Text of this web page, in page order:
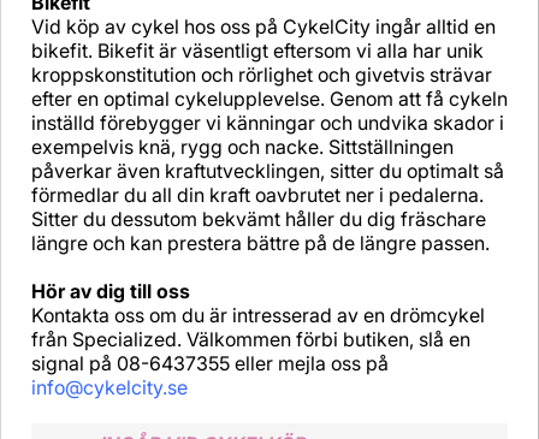
Vid köp av cykel hos oss på CykelCity ingår alltid en
bikefit. Bikefit är väsentligt eftersom vi alla har unik
kroppskonstitution och rörlighet och givetvis strävar
efter en optimal cykelupplevelse. Genom att få cykeln
inställd förebygger vi känningar och undvika skador i
exempelvis knä, rygg och nacke. Sittställningen
påverkar även kraftutvecklingen, sitter du optimalt så
förmedlar du all din kraft oavbrutet ner i pedalerna.
Sitter du dessutom bekvämt håller du dig fräschare
längre och kan prestera bättre på de längre passen.
Hör av dig till oss
Kontakta oss om du är intresserad av en drömcykel
från Specialized. Välkommen förbi butiken, slå en
signal på 08-6437355 eller mejla oss på
info@cykelcity.se